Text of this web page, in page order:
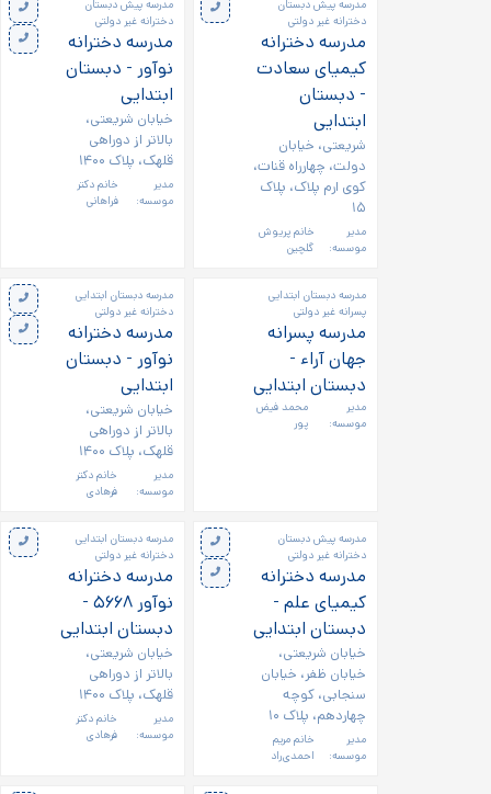
مدرسه پیش دبستان
دخترانه غیر دولتی
مدرسه دخترانه
کیمیای سعادت
- دبستان
ابتدایی
شریعتی، خیابان
دولت، چهارراه قنات،
کوی ارم پلاک، پلاک
۱۵
مدیر
موسسه:
خانم پریوش
گلچین
مدرسه پیش دبستان
دخترانه غیر دولتی
مدرسه دخترانه
نوآور - دبستان
ابتدایی
خیابان شریعتی،
بالاتر از دوراهی
قلهک، پلاک ۱۴۰۰
مدیر
موسسه:
خانم دکتر
فراهانی
مدرسه دبستان ابتدایی
پسرانه غیر دولتی
مدرسه پسرانه
جهان آراء -
دبستان ابتدایی
مدیر
موسسه:
محمد فیض
پور
مدرسه دبستان ابتدایی
دخترانه غیر دولتی
مدرسه دخترانه
نوآور - دبستان
ابتدایی
خیابان شریعتی،
بالاتر از دوراهی
قلهک، پلاک ۱۴۰۰
مدیر
موسسه:
خانم دکتر
فرهادی
مدرسه پیش دبستان
دخترانه غیر دولتی
مدرسه دخترانه
کیمیای علم -
دبستان ابتدایی
خیابان شریعتی،
خیابان ظفر، خیابان
سنجابی، کوچه
چهاردهم، پلاک ۱۰
مدیر
موسسه:
خانم مریم
احمدی‌راد
مدرسه دبستان ابتدایی
دخترانه غیر دولتی
مدرسه دخترانه
نوآور ۵۶۶۸ -
دبستان ابتدایی
خیابان شریعتی،
بالاتر از دوراهی
قلهک، پلاک ۱۴۰۰
مدیر
موسسه:
خانم دکتر
فرهادی